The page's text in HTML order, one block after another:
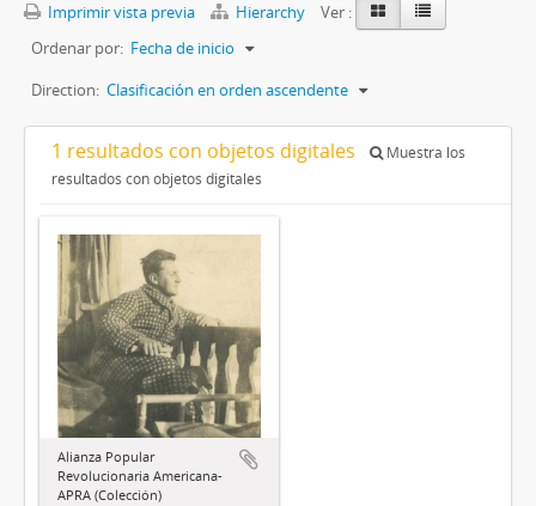
Imprimir vista previa Hierarchy
Ver :
Ordenar por: Fecha de inicio
Direction: Clasificación en orden ascendente
1 resultados con objetos digitales
Muestra los
resultados con objetos digitales
Alianza Popular
Revolucionaria Americana-
APRA (Colección)